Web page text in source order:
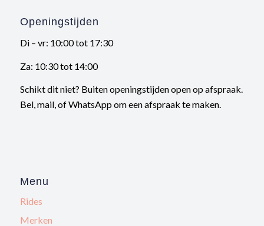
Openingstijden
Di – vr: 10:00 tot 17:30
Za: 10:30 tot 14:00
Schikt dit niet? Buiten openingstijden open op afspraak.
Bel, mail, of WhatsApp om een afspraak te maken.
Menu
Rides
Merken